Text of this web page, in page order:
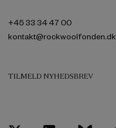
+45 33 34 47 00
kontakt@rockwoolfonden.dk
TILMELD NYHEDSBREV